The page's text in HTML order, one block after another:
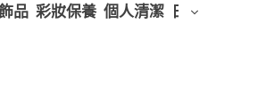
品 彩妝保養 個人清潔 日用/紙品